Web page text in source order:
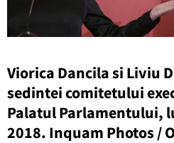
Viorica Dancila si Liviu
sedintei comitetului
Palatul Parlamentului,
2018. Inquam Photos /